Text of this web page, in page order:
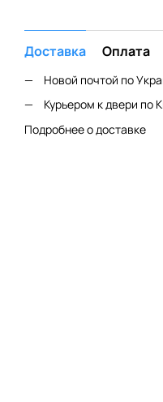
Доставка Оплата
Новой почтой по
Курьером к двери по
Подробнее о доставке